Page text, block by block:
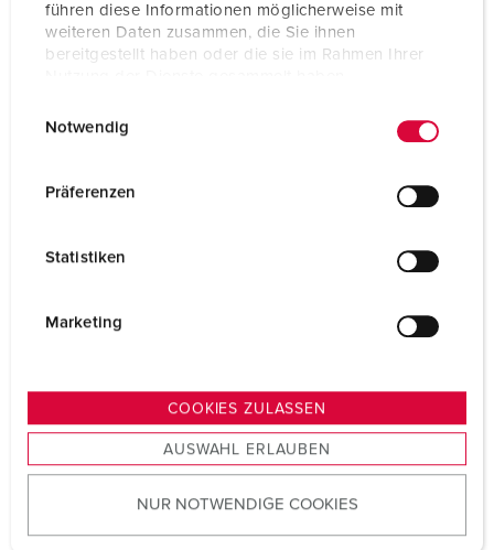
führen diese Informationen möglicherweise mit
weiteren Daten zusammen, die Sie ihnen
bereitgestellt haben oder die sie im Rahmen Ihrer
s
u
w
Notwendig
Präferenzen
Statistiken
Marketing
COOKIES ZULASSEN
AUSWAHL ERLAUBEN
NUR NOTWENDIGE COOKIES